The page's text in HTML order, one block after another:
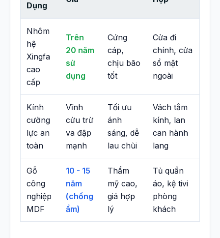
Dụng
Nhôm
hệ
Xingfa
cao
cấp
Trên
20 năm
sử
dụng
Cứng
cáp,
chịu bão
tốt
Cửa đi
chính, cửa
sổ mặt
ngoài
Kính
cường
lực an
toàn
Vĩnh
cửu trừ
va đập
mạnh
Tối ưu
ánh
sáng, dễ
lau chùi
Vách tắm
kính, lan
can hành
lang
Gỗ
công
nghiệp
MDF
10 - 15
năm
(chống
ẩm)
Thẩm
mỹ cao,
giá hợp
lý
Tủ quần
áo, kệ tivi
phòng
khách